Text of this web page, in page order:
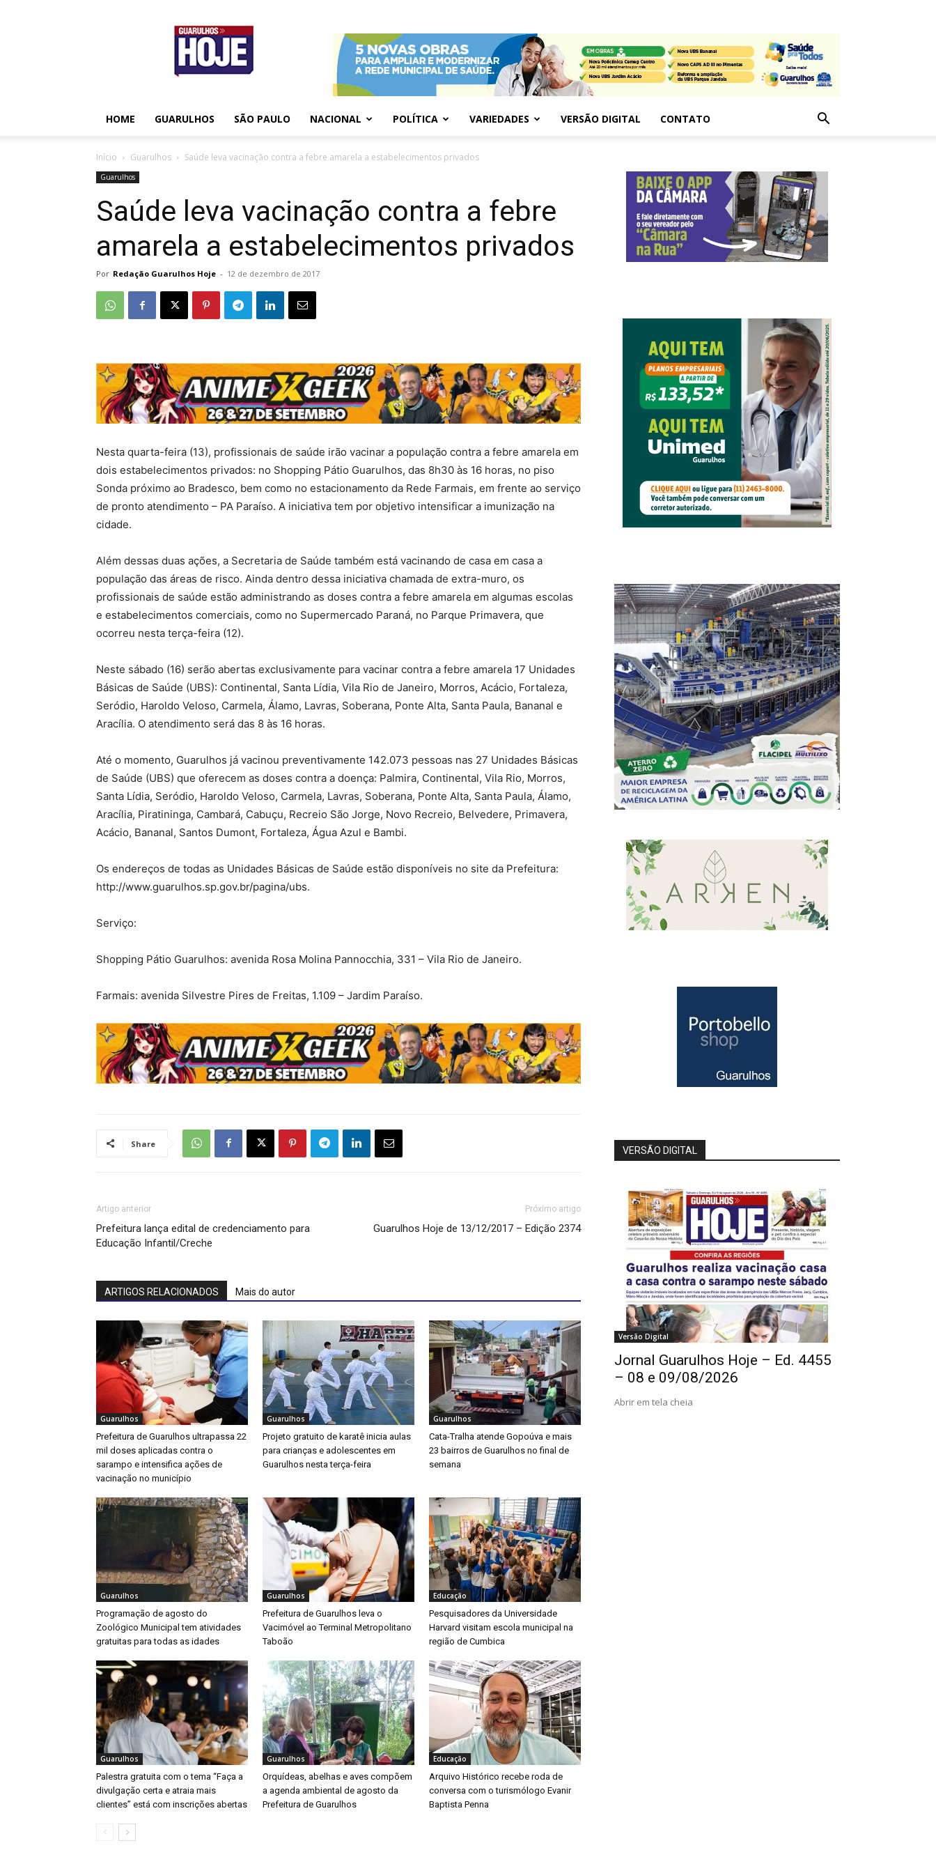
Guarulhos
Hoje
HOME GUARULHOS SÃO PAULO NACIONAL POLÍTICA VARIEDADES VERSÃO DIGITAL CONTATO
Início Guarulhos Saúde leva vacinação contra a febre amarela a estabelecimentos privados
Guarulhos
Saúde leva vacinação contra a febre
amarela a estabelecimentos privados
Por Redação Guarulhos Hoje - 12 de dezembro de 2017
Nesta quarta-feira (13), profissionais de saúde irão vacinar a população contra a febre amarela em
dois estabelecimentos privados: no Shopping Pátio Guarulhos, das 8h30 às 16 horas, no piso
Sonda próximo ao Bradesco, bem como no estacionamento da Rede Farmais, em frente ao serviço
de pronto atendimento – PA Paraíso. A iniciativa tem por objetivo intensificar a imunização na
cidade.
Além dessas duas ações, a Secretaria de Saúde também está vacinando de casa em casa a
população das áreas de risco. Ainda dentro dessa iniciativa chamada de extra-muro, os
profissionais de saúde estão administrando as doses contra a febre amarela em algumas escolas
e estabelecimentos comerciais, como no Supermercado Paraná, no Parque Primavera, que
ocorreu nesta terça-feira (12).
Neste sábado (16) serão abertas exclusivamente para vacinar contra a febre amarela 17 Unidades
Básicas de Saúde (UBS): Continental, Santa Lídia, Vila Rio de Janeiro, Morros, Acácio, Fortaleza,
Seródio, Haroldo Veloso, Carmela, Álamo, Lavras, Soberana, Ponte Alta, Santa Paula, Bananal e
Aracília. O atendimento será das 8 às 16 horas.
Até o momento, Guarulhos já vacinou preventivamente 142.073 pessoas nas 27 Unidades Básicas
de Saúde (UBS) que oferecem as doses contra a doença: Palmira, Continental, Vila Rio, Morros,
Santa Lídia, Seródio, Haroldo Veloso, Carmela, Lavras, Soberana, Ponte Alta, Santa Paula, Álamo,
Aracília, Piratininga, Cambará, Cabuçu, Recreio São Jorge, Novo Recreio, Belvedere, Primavera,
Acácio, Bananal, Santos Dumont, Fortaleza, Água Azul e Bambi.
Os endereços de todas as Unidades Básicas de Saúde estão disponíveis no site da Prefeitura:
http://www.guarulhos.sp.gov.br/pagina/ubs.
Serviço:
Shopping Pátio Guarulhos: avenida Rosa Molina Pannocchia, 331 – Vila Rio de Janeiro.
Farmais: avenida Silvestre Pires de Freitas, 1.109 – Jardim Paraíso.
Share
Artigo anterior
Prefeitura lança edital de credenciamento para
Educação Infantil/Creche
Próximo artigo
Guarulhos Hoje de 13/12/2017 – Edição 2374
ARTIGOS RELACIONADOS Mais do autor
Guarulhos
Prefeitura de Guarulhos ultrapassa 22
mil doses aplicadas contra o
sarampo e intensifica ações de
vacinação no município
Guarulhos
Projeto gratuito de karatê inicia aulas
para crianças e adolescentes em
Guarulhos nesta terça-feira
Guarulhos
Cata-Tralha atende Gopoúva e mais
23 bairros de Guarulhos no final de
semana
Guarulhos
Programação de agosto do
Zoológico Municipal tem atividades
gratuitas para todas as idades
Guarulhos
Prefeitura de Guarulhos leva o
Vacimóvel ao Terminal Metropolitano
Taboão
Educação
Pesquisadores da Universidade
Harvard visitam escola municipal na
região de Cumbica
Guarulhos
Palestra gratuita com o tema “Faça a
divulgação certa e atraia mais
clientes” está com inscrições abertas
Guarulhos
Orquídeas, abelhas e aves compõem
a agenda ambiental de agosto da
Prefeitura de Guarulhos
Educação
Arquivo Histórico recebe roda de
conversa com o turismólogo Evanir
Baptista Penna
VERSÃO DIGITAL
Versão Digital
Jornal Guarulhos Hoje – Ed. 4455
– 08 e 09/08/2026
Abrir em tela cheia